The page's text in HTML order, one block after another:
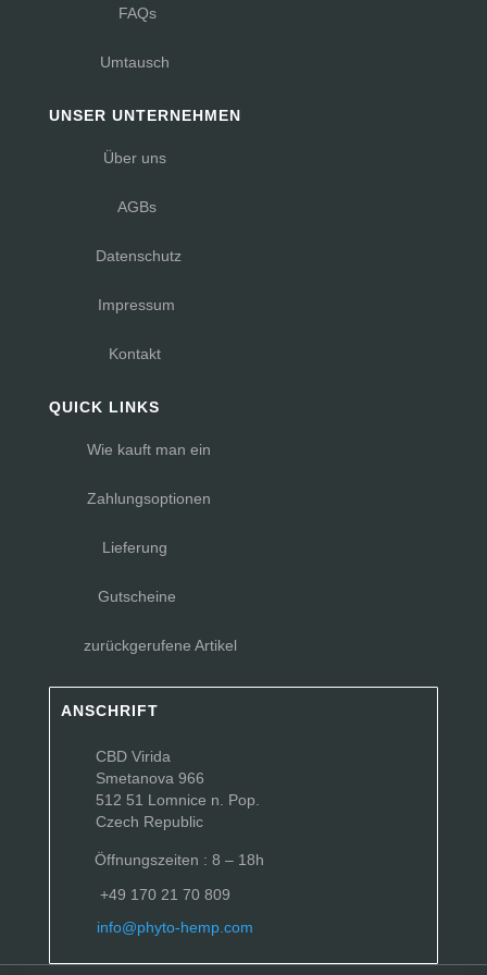
FAQs
Umtausch
UNSER UNTERNEHMEN
Über uns
AGBs
Datenschutz
Impressum
Kontakt
QUICK LINKS
Wie kauft man ein
Zahlungsoptionen
Lieferung
Gutscheine
zurückgerufene Artikel
ANSCHRIFT
CBD Virida
Smetanova 966
512 51 Lomnice n. Pop.
Czech Republic
Öffnungszeiten : 8 – 18h
+49 170 21 70 809
info@phyto-hemp.com